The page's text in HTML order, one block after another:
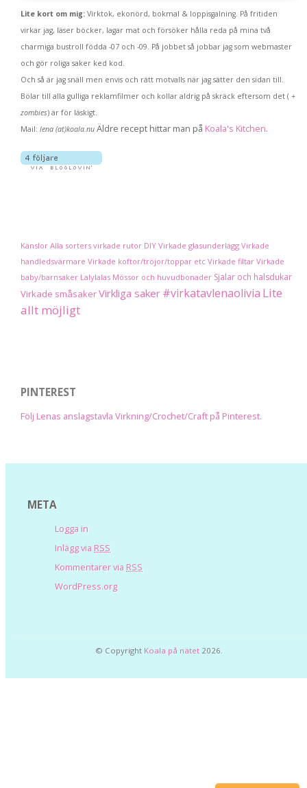
Lite kort om mig: Virktok, ekonörd, bokmal & loppisgalning. På fritiden
virkar jag, läser böcker, lagar mat och försöker hålla reda på mina två
charmiga bustroll födda -07 och -09. På jobbet så jobbar jag som webmaster
och gör roliga saker ked kod.
Och så är jag snäll men envis och rätt motvalls när jag sätter den sidan till.
Bölar till alla gulliga reklamfilmer och kollar aldrig på skräck eftersom det ( +
zombies) är för läskigt.
Mail:lena (at)koala.nu Äldre recept hittar man på Koala's Kitchen.
Känslor Alla sorters virkade rutor DIY Virkade glasunderlägg Virkade
handledsvärmare Virkade koftor/tröjor/toppar etc Virkade filtar Virkade
baby/barnsaker Lalylalas Mössor och huvudbonader Sjalar och halsdukar
Virkade småsakerVirkliga saker #virkatavlenaolivia Lite
allt möjligt
PINTEREST
Följ Lenas anslagstavla Virkning/Crochet/Craft på Pinterest.
META
Logga in
Inlägg via RSS
Kommentarer via RSS
WordPress.org
© Copyright Koala på nätet 2026.